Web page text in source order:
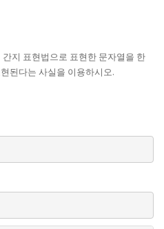
간지 표현법으로 표현한 문자열을 한
된다는 사실을 이용하시오.